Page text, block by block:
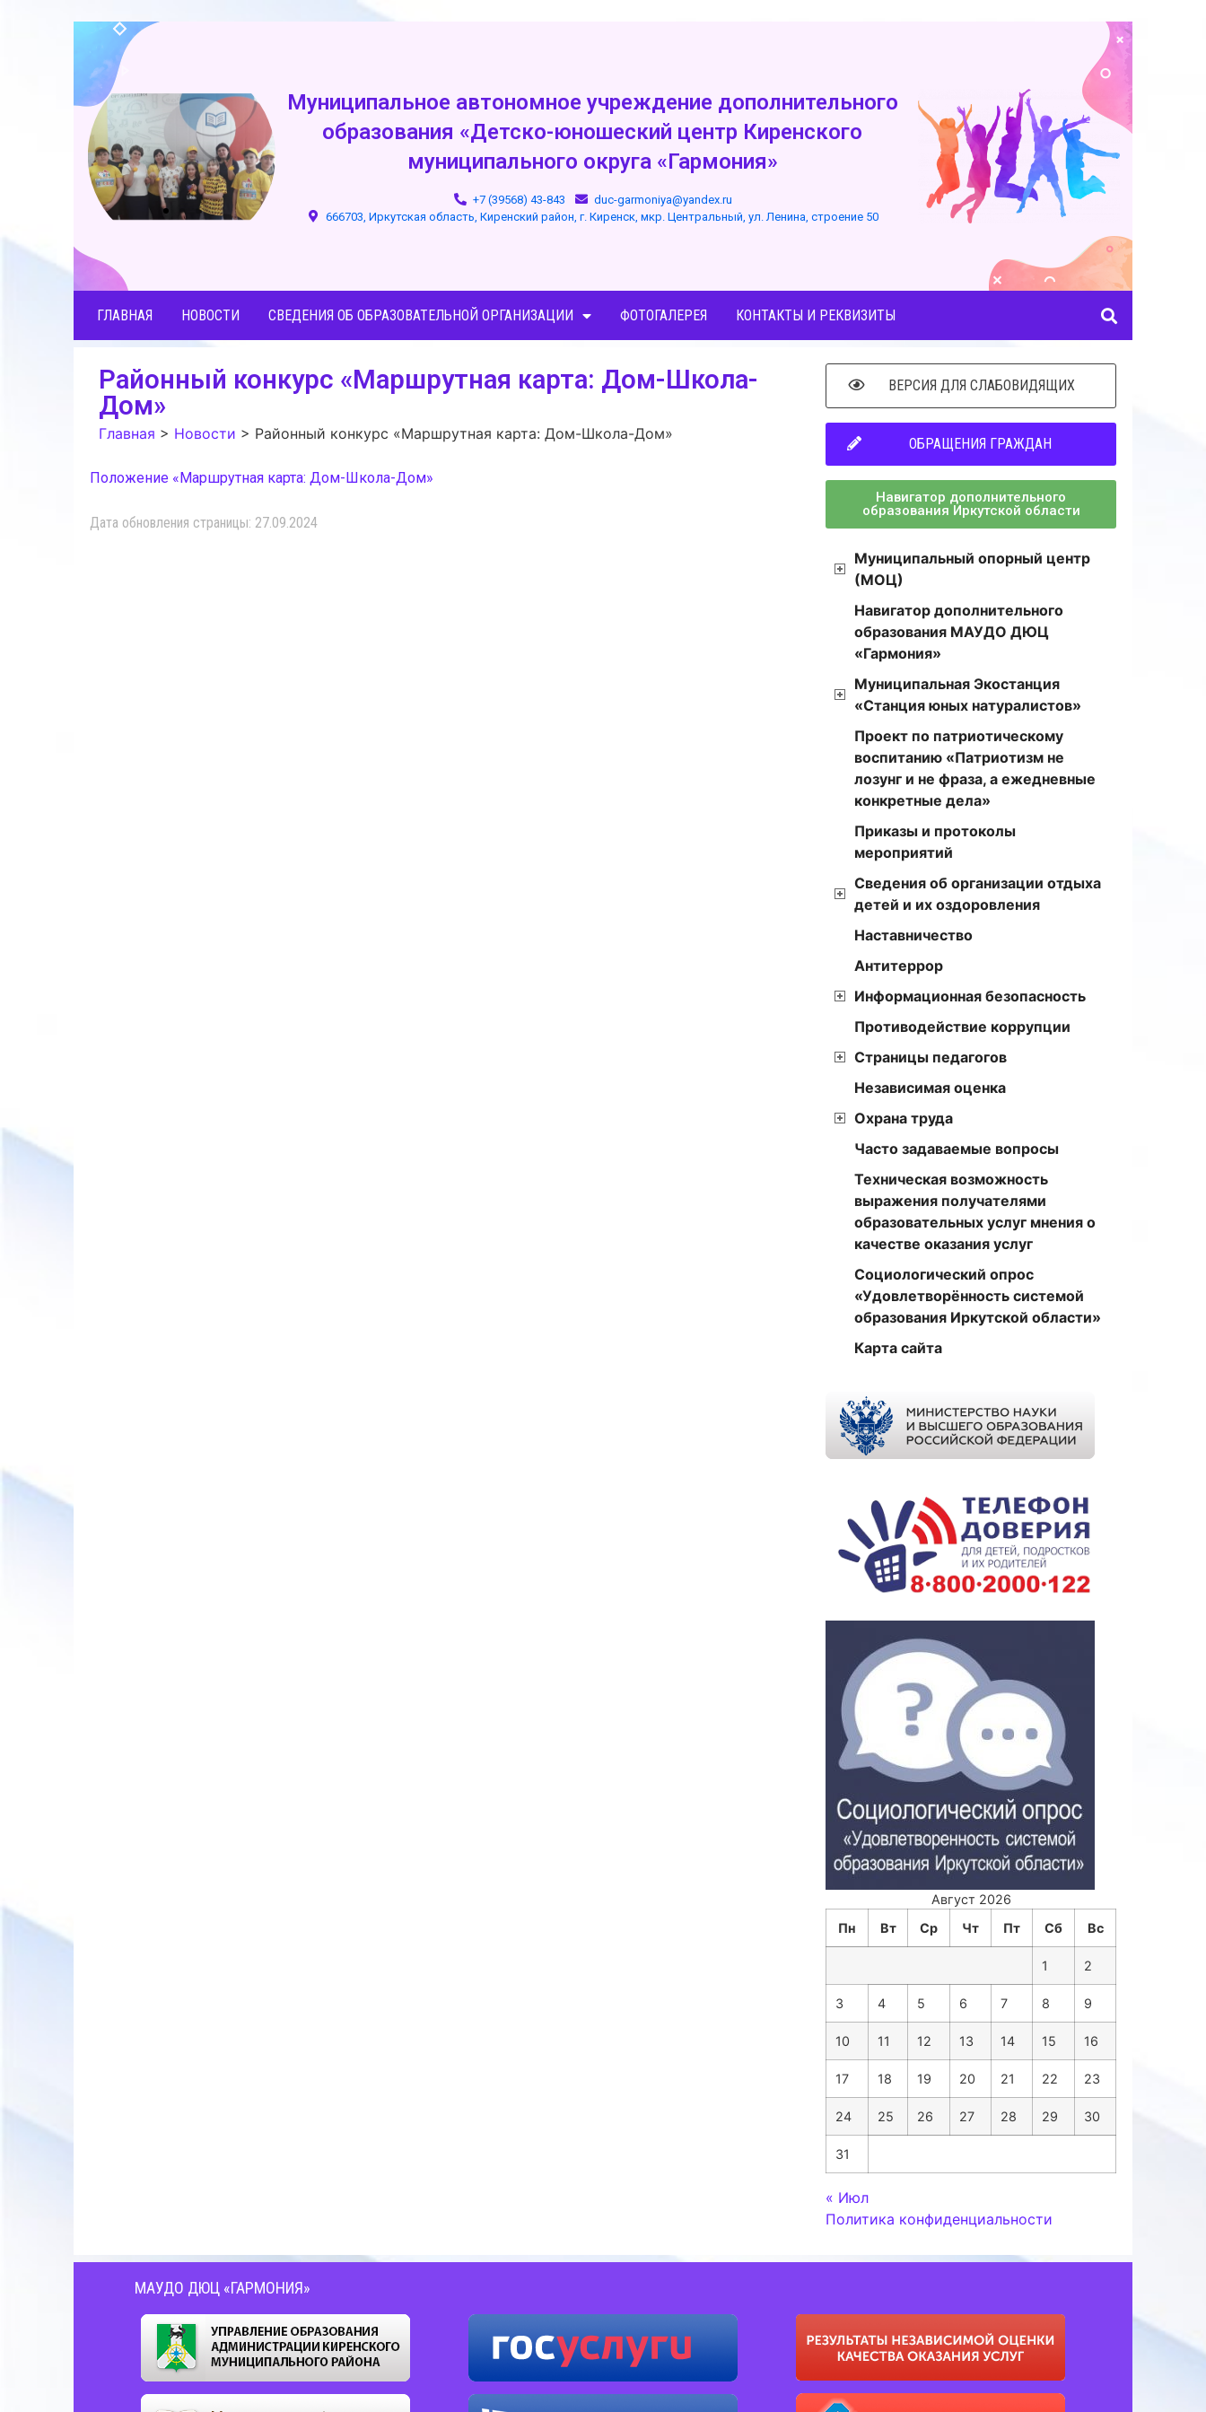
Муниципальное автономное учреждение дополнительного
образования «Детско-юношеский центр Киренского
муниципального округа «Гармония»
+7 (39568) 43-843
duc-garmoniya@yandex.ru
666703, Иркутская область, Киренский район, г. Киренск, мкр. Центральный, ул. Ленина, строение 50
ГЛАВНАЯ НОВОСТИ СВЕДЕНИЯ ОБ ОБРАЗОВАТЕЛЬНОЙ ОРГАНИЗАЦИИ ФОТОГАЛЕРЕЯ КОНТАКТЫ И РЕКВИЗИТЫ
Районный конкурс «Маршрутная карта: Дом-Школа-
Дом»
Главная > Новости > Районный конкурс «Маршрутная карта: Дом-Школа-Дом»
Положение «Маршрутная карта: Дом-Школа-Дом»
Дата обновления страницы: 27.09.2024
ВЕРСИЯ ДЛЯ СЛАБОВИДЯЩИХ
ОБРАЩЕНИЯ ГРАЖДАН
Навигатор дополнительного
образования Иркутской области
Муниципальный опорный центр
(МОЦ)
Навигатор дополнительного
образования МАУДО ДЮЦ
«Гармония»
Муниципальная Экостанция
«Станция юных натуралистов»
Проект по патриотическому
воспитанию «Патриотизм не
лозунг и не фраза, а ежедневные
конкретные дела»
Приказы и протоколы
мероприятий
Сведения об организации отдыха
детей и их оздоровления
Наставничество
Антитеррор
Информационная безопасность
Противодействие коррупции
Страницы педагогов
Независимая оценка
Охрана труда
Часто задаваемые вопросы
Техническая возможность
выражения получателями
образовательных услуг мнения о
качестве оказания услуг
Социологический опрос
«Удовлетворённость системой
образования Иркутской области»
Карта сайта
Август 2026
Пн
Вт Ср Чт Пт Сб Вс
1 2
3 4 5 6 7 8 9
10 11 12 13 14 15 16
17 18 19 20 21 22 23
24 25 26 27 28 29 30
31
« Июл
Политика конфиденциальности
МАУДО ДЮЦ «ГАРМОНИЯ»